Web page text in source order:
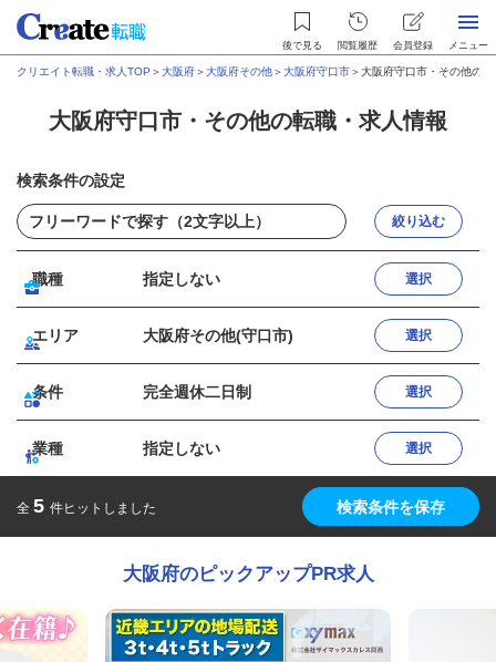
後で見る 閲覧履歴 会員登録 メニュー
クリエイト転職・求人TOP ＞大阪府＞大阪府その他＞大阪府守口市＞大阪府守口市・その他の
大阪府守口市・その他の転職・求人情報
検索条件の設定
絞り込む
職種 指定しない 選択
エリア 大阪府その他(守口市) 選択
条件 完全週休二日制 選択
業種 指定しない 選択
全 5 件ヒットしました 検索条件を保存
大阪府のピックアップPR求人